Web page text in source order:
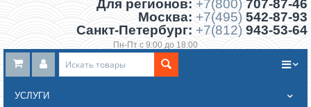
Для регионов: +7(800) 707-87-46
Москва: +7(495) 542-87-93
Санкт-Петербург: +7(812) 943-53-64
Пн-Пт с 9:00 до 18:00
Заказать обратный звонок
УСЛУГИ